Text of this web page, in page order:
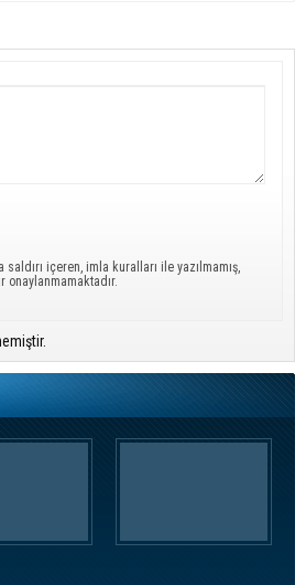
içeren, imla kuralları ile yazılmamış,
onaylanmamaktadır.